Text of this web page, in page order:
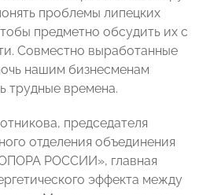
проблемы липецких
предметно обсудить их с
Совместно выработанные
нашим бизнесменам
трудные времена.
председателя
отделения объединения
РОССИИ», главная
эффекта между